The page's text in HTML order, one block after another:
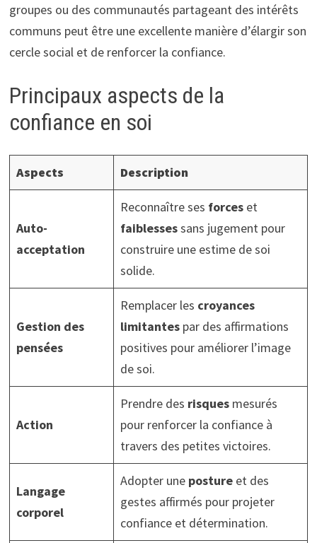
groupes ou des communautés partageant des intérêts
communs peut être une excellente manière d’élargir son
cercle social et de renforcer la confiance.
Principaux aspects de la
confiance en soi
Aspects Description
Auto-
acceptation
Reconnaître ses forceset
faiblessessans jugement pour
construire une estime de soi
solide.
Gestion des
pensées
Remplacer les croyances
limitantespar des affirmations
positives pour améliorer l’image
de soi.
Action
Prendre des risquesmesurés
pour renforcer la confiance à
travers des petites victoires.
Langage
corporel
Adopter une postureet des
gestes affirmés pour projeter
confiance et détermination.